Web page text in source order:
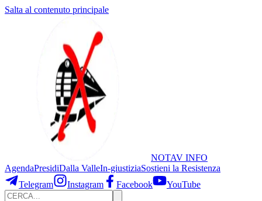
Salta al contenuto principale
NOTAV INFO
AgendaPresidiDalla ValleIn-giustiziaSostieni la Resistenza
Telegram
Instagram Facebook YouTube